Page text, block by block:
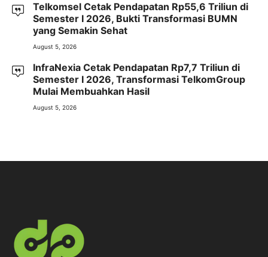
Telkomsel Cetak Pendapatan Rp55,6 Triliun di
Semester I 2026, Bukti Transformasi BUMN
yang Semakin Sehat
August 5, 2026
InfraNexia Cetak Pendapatan Rp7,7 Triliun di
Semester I 2026, Transformasi TelkomGroup
Mulai Membuahkan Hasil
August 5, 2026